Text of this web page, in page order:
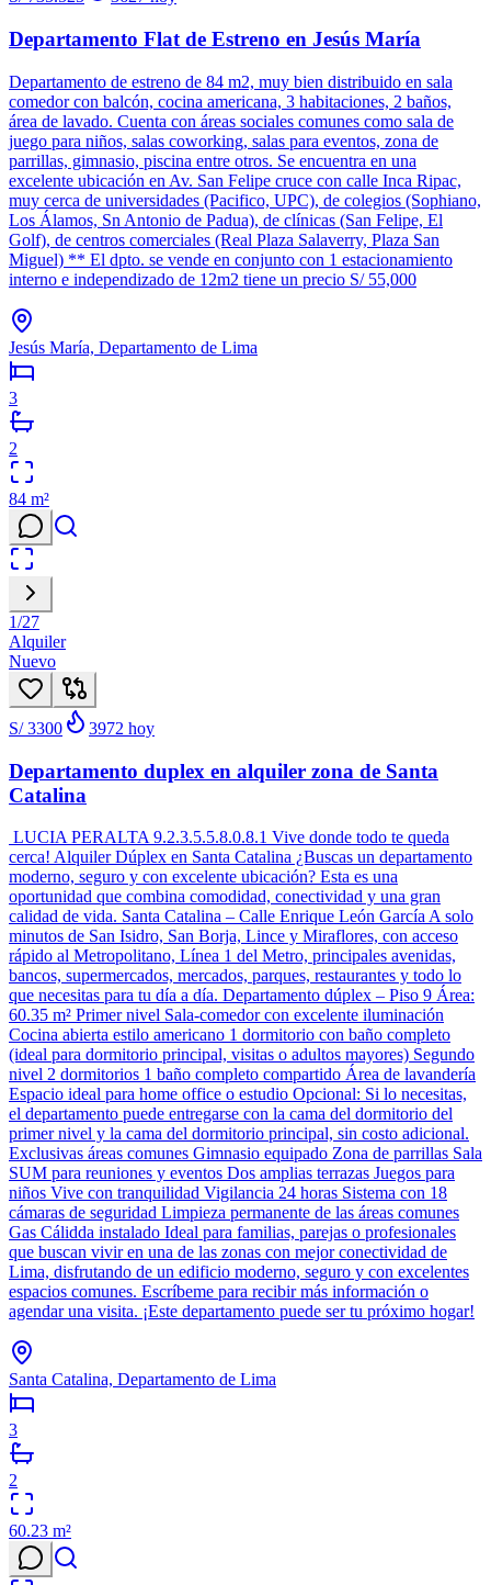
Departamento Flat de Estreno en Jesús María
Departamento de estreno de 84 m2, muy bien distribuido en sala
comedor con balcón, cocina americana, 3 habitaciones, 2 baños,
área de lavado. Cuenta con áreas sociales comunes como sala de
juego para niños, salas coworking, salas para eventos, zona de
parrillas, gimnasio, piscina entre otros. Se encuentra en una
excelente ubicación en Av. San Felipe cruce con calle Inca Ripac,
muy cerca de universidades (Pacifico, UPC), de colegios (Sophiano,
Los Álamos, Sn Antonio de Padua), de clínicas (San Felipe, El
Golf), de centros comerciales (Real Plaza Salaverry, Plaza San
Miguel) ** El dpto. se vende en conjunto con 1 estacionamiento
interno e independizado de 12m2 tiene un precio S/ 55,000
Jesús María, Departamento de Lima
3
2
84 m²
1/27
Alquiler
Nuevo
S/ 3300 3972 hoy
Departamento duplex en alquiler zona de Santa
Catalina
LUCIA PERALTA 9.2.3.5.5.8.0.8.1 Vive donde todo te queda
cerca! Alquiler Dúplex en Santa Catalina ¿Buscas un departamento
moderno, seguro y con excelente ubicación? Esta es una
oportunidad que combina comodidad, conectividad y una gran
calidad de vida. Santa Catalina – Calle Enrique León García A solo
minutos de San Isidro, San Borja, Lince y Miraflores, con acceso
rápido al Metropolitano, Línea 1 del Metro, principales avenidas,
bancos, supermercados, mercados, parques, restaurantes y todo lo
que necesitas para tu día a día. Departamento dúplex – Piso 9 Área:
60.35 m² Primer nivel Sala-comedor con excelente iluminación
Cocina abierta estilo americano 1 dormitorio con baño completo
(ideal para dormitorio principal, visitas o adultos mayores) Segundo
nivel 2 dormitorios 1 baño completo compartido Área de lavandería
Espacio ideal para home office o estudio Opcional: Si lo necesitas,
el departamento puede entregarse con la cama del dormitorio del
primer nivel y la cama del dormitorio principal, sin costo adicional.
Exclusivas áreas comunes Gimnasio equipado Zona de parrillas Sala
SUM para reuniones y eventos Dos amplias terrazas Juegos para
niños Vive con tranquilidad Vigilancia 24 horas Sistema con 18
cámaras de seguridad Limpieza permanente de las áreas comunes
Gas Cálidda instalado Ideal para familias, parejas o profesionales
que buscan vivir en una de las zonas con mejor conectividad de
Lima, disfrutando de un edificio moderno, seguro y con excelentes
espacios comunes. Escríbeme para recibir más información o
agendar una visita. ¡Este departamento puede ser tu próximo hogar!
Santa Catalina, Departamento de Lima
3
2
60.23 m²